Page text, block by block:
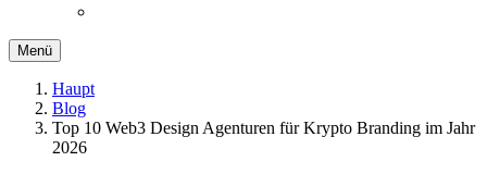
Menü
Haupt
Blog
Top 10 Web3 Design Agenturen für Krypto Branding im Jahr
2026